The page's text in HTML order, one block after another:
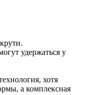
удержаться у
хотя
а комплексная